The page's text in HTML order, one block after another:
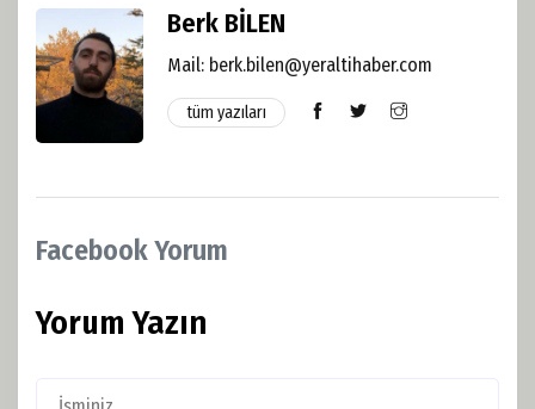
Berk BİLEN
Mail: berk.bilen@yeraltihaber.com
tüm yazıları
Facebook Yorum
Yorum Yazın